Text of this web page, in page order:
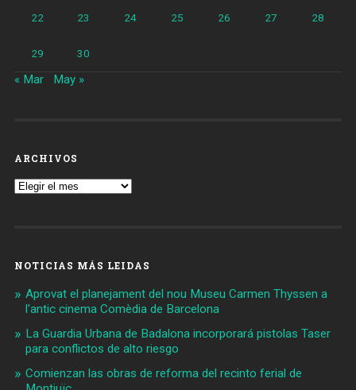
22 23 24 25 26 27 28
29 30
« Mar May »
ARCHIVOS
Archivos
NOTICIAS MÁS LEIDAS
Aprovat el planejament del nou Museu Carmen Thyssen a
l'antic cinema Comèdia de Barcelona
La Guardia Urbana de Badalona incorporará pistolas Taser
para conflictos de alto riesgo
Comienzan las obras de reforma del recinto ferial de